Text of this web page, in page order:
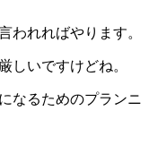
われればやります。
しいですけどね。
なるためのプランニ